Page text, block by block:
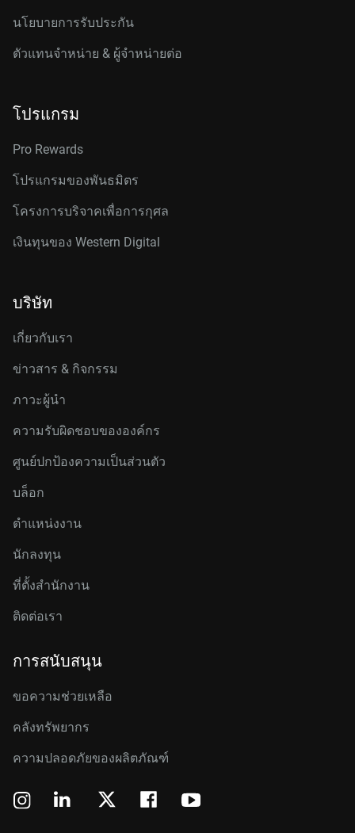
นโยบายการรับประกัน
ตัวแทนจำหน่าย & ผู้จำหน่ายต่อ
โปรแกรม
Pro Rewards
โปรแกรมของพันธมิตร
โครงการบริจาคเพื่อการกุศล
เงินทุนของ Western Digital
บริษัท
เกี่ยวกับเรา
ข่าวสาร & กิจกรรม
ภาวะผู้นำ
ความรับผิดชอบขององค์กร
ศูนย์ปกป้องความเป็นส่วนตัว
บล็อก
ตำแหน่งงาน
นักลงทุน
ที่ตั้งสำนักงาน
ติดต่อเรา
การสนับสนุน
ขอความช่วยเหลือ
คลังทรัพยากร
ความปลอดภัยของผลิตภัณฑ์